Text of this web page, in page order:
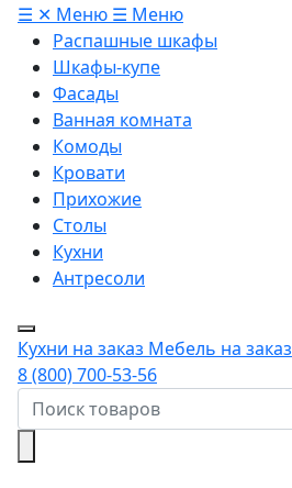
☰ ✕ Меню ☰ Меню
Распашные шкафы
Шкафы-купе
Фасады
Ванная комната
Комоды
Кровати
Прихожие
Столы
Кухни
Антресоли
Кухни на заказ Мебель на заказ
8 (800) 700-53-56